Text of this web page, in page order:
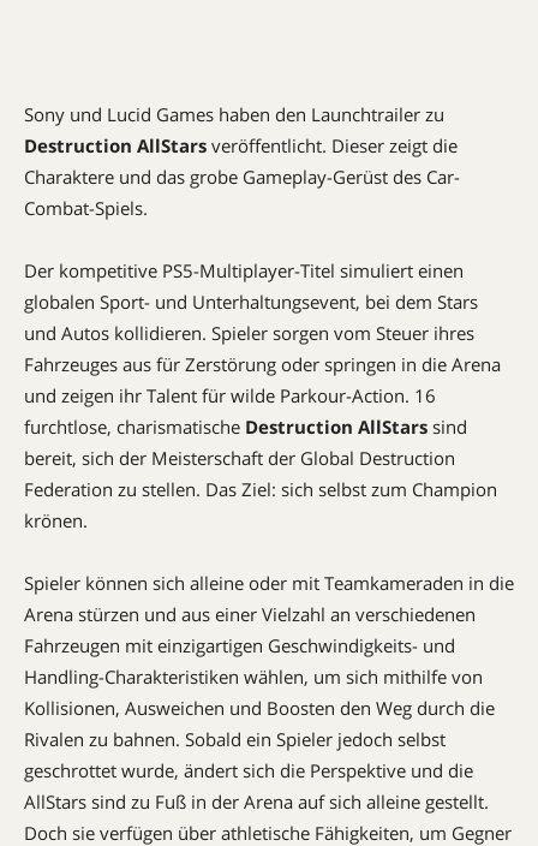
Sony und Lucid Games haben den Launchtrailer zu
Destruction AllStars veröffentlicht. Dieser zeigt die
Charaktere und das grobe Gameplay-Gerüst des Car-
Combat-Spiels.
Der kompetitive PS5-Multiplayer-Titel simuliert einen
globalen Sport- und Unterhaltungsevent, bei dem Stars
und Autos kollidieren. Spieler sorgen vom Steuer ihres
Fahrzeuges aus für Zerstörung oder springen in die Arena
und zeigen ihr Talent für wilde Parkour-Action. 16
furchtlose, charismatische Destruction AllStars sind
bereit, sich der Meisterschaft der Global Destruction
Federation zu stellen. Das Ziel: sich selbst zum Champion
krönen.
Spieler können sich alleine oder mit Teamkameraden in die
Arena stürzen und aus einer Vielzahl an verschiedenen
Fahrzeugen mit einzigartigen Geschwindigkeits- und
Handling-Charakteristiken wählen, um sich mithilfe von
Kollisionen, Ausweichen und Boosten den Weg durch die
Rivalen zu bahnen. Sobald ein Spieler jedoch selbst
geschrottet wurde, ändert sich die Perspektive und die
AllStars sind zu Fuß in der Arena auf sich alleine gestellt.
Doch sie verfügen über athletische Fähigkeiten, um Gegner